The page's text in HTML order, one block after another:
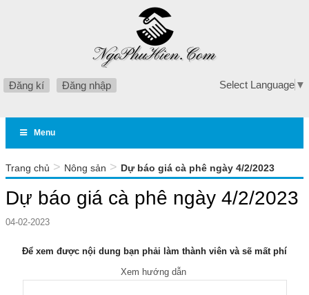
Đăng kí Đăng nhập Select Language ▼
Menu
Trang chủ > Nông sản > Dự báo giá cà phê ngày 4/2/2023
Dự báo giá cà phê ngày 4/2/2023
04-02-2023
Để xem được nội dung bạn phải làm thành viên và sẽ mất phí
Xem hướng dẫn